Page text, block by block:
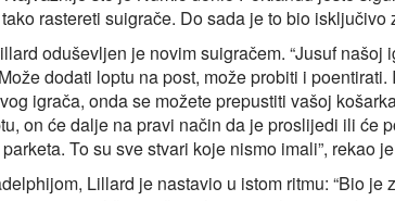
rastereti suigrače. Do sada je to bio
oduševljen je novim suigračem. “Jusuf našoj
dodati loptu na post, može probiti i
igrača, onda se možete prepustiti vašoj
on će dalje na pravi način da je proslijedi ili će
To su sve stvari koje nismo imali”, rekao
Lillard je nastavio u istom ritmu: “Bio je